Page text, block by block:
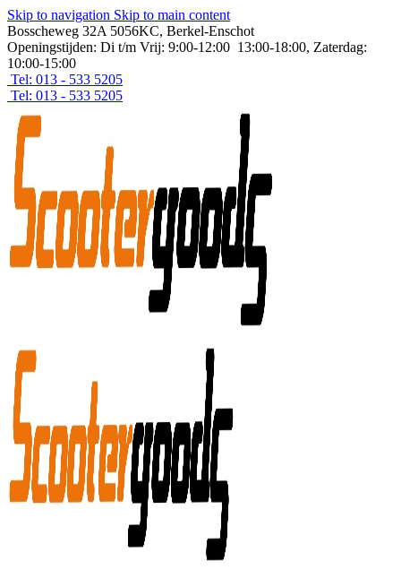
Skip to navigation Skip to main content
Bosscheweg 32A 5056KC, Berkel-Enschot
Openingstijden: Di t/m Vrij: 9:00-12:00 13:00-18:00, Zaterdag:
10:00-15:00
Tel: 013 - 533 5205
Tel: 013 - 533 5205